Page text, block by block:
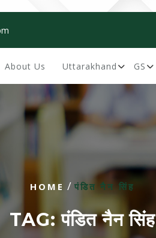
About Us Uttarakhand GS
HOME / पंडित नैन सिंह
TAG:पंडित नैन सिंह